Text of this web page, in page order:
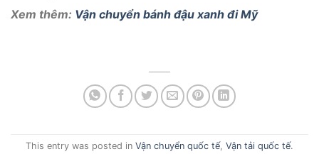
Xem thêm: Vận chuyển bánh đậu xanh đi Mỹ
This entry was posted in Vận chuyển quốc tế, Vận tải quốc tế.